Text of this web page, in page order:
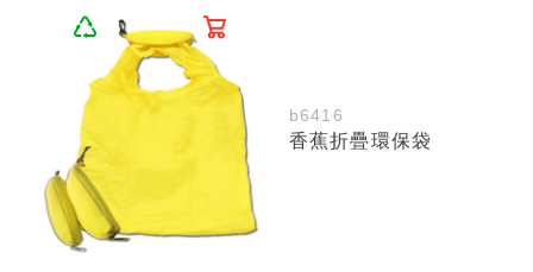
b6416
香蕉折疊環保袋